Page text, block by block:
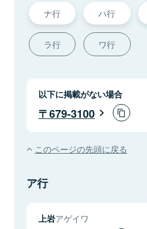
ナ行 ハ行
ラ行 ワ行
以下に掲載がない場合
679-3100
このページの先頭に戻る
ア行
上岩アゲイワ